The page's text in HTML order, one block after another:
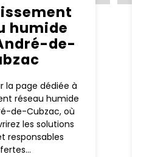
humide
de-
la page dédiée à
réseau humide
de-Cubzac, où
les solutions
responsables